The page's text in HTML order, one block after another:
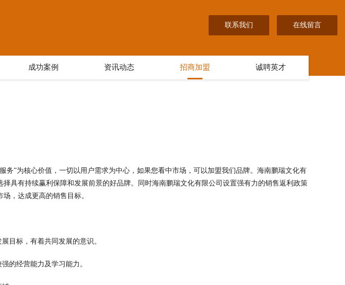
联系我们 在线留言
成功案例 资讯动态 招商加盟 诚聘英才
务”为核心价值，一切以用户需求为中心，如果您看中市场，可以加盟我们品牌。海南鹏瑞文化有
具有持续赢利保障和发展前景的好品牌。同时海南鹏瑞文化有限公司设置强有力的销售返利政策
，达成更高的销售目标。
目标，有着共同发展的意识。
的经营能力及学习能力。